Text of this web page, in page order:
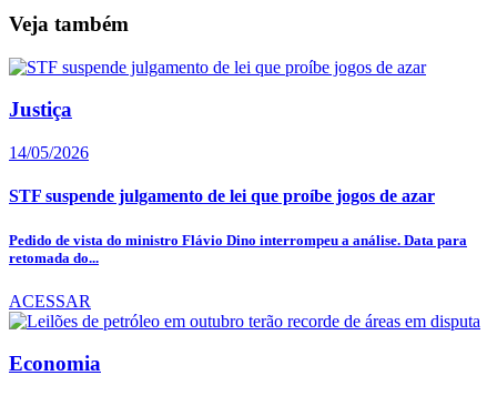
Veja também
Justiça
14/05/2026
STF suspende julgamento de lei que proíbe jogos de azar
Pedido de vista do ministro Flávio Dino interrompeu a análise. Data para
retomada do...
ACESSAR
Economia